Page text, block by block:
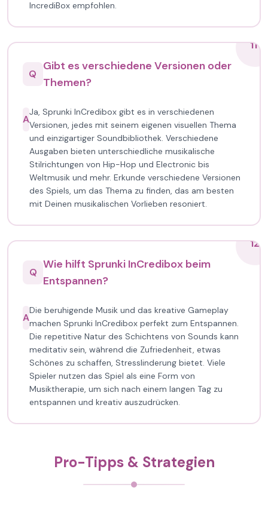
IncrediBox empfohlen.
11
Q
Gibt es verschiedene Versionen oder
Themen?
A
Ja, Sprunki InCredibox gibt es in verschiedenen
Versionen, jedes mit seinem eigenen visuellen Thema
und einzigartiger Soundbibliothek. Verschiedene
Ausgaben bieten unterschiedliche musikalische
Stilrichtungen von Hip-Hop und Electronic bis
Weltmusik und mehr. Erkunde verschiedene Versionen
des Spiels, um das Thema zu finden, das am besten
mit Deinen musikalischen Vorlieben resoniert.
12
Q
Wie hilft Sprunki InCredibox beim
Entspannen?
A
Die beruhigende Musik und das kreative Gameplay
machen Sprunki InCredibox perfekt zum Entspannen.
Die repetitive Natur des Schichtens von Sounds kann
meditativ sein, während die Zufriedenheit, etwas
Schönes zu schaffen, Stresslinderung bietet. Viele
Spieler nutzen das Spiel als eine Form von
Musiktherapie, um sich nach einem langen Tag zu
entspannen und kreativ auszudrücken.
Pro-Tipps & Strategien